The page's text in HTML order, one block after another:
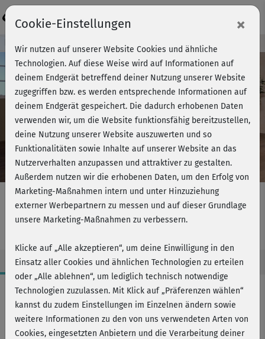
Play
Video
Kursvorschau - Jetzt mitmachen!
Office-Workout für den Rücken
Workout-Facts
leicht
16 Min
Cookie-Einstellungen ×
Wir nutzen auf unserer Website Cookies und ähnliche
Technologien. Auf diese Weise wird auf Informationen auf
deinem Endgerät betreffend deiner Nutzung unserer Website
zugegriffen bzw. es werden entsprechende Informationen auf
deinem Endgerät gespeichert. Die dadurch erhobenen Daten
verwenden wir, um die Website funktionsfähig bereitzustellen,
deine Nutzung unserer Website auszuwerten und so
Funktionalitäten sowie Inhalte auf unserer Website an das
Nutzerverhalten anzupassen und attraktiver zu gestalten.
Außerdem nutzen wir die erhobenen Daten, um den Erfolg von
Marketing-Maßnahmen intern und unter Hinzuziehung
externer Werbepartnern zu messen und auf dieser Grundlage
unsere Marketing-Maßnahmen zu verbessern.
Klicke auf „Alle akzeptieren“, um deine Einwilligung in den
Einsatz aller Cookies und ähnlichen Technologien zu erteilen
oder „Alle ablehnen“, um lediglich technisch notwendige
Technologien zuzulassen. Mit Klick auf „Präferenzen wählen“
kannst du zudem Einstellungen im Einzelnen ändern sowie
weitere Informationen zu den von uns verwendeten Arten von
Cookies, eingesetzten Anbietern und die Verarbeitung deiner